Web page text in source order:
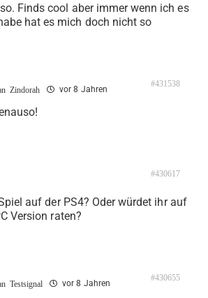
Finds cool aber immer wenn ich es
hat es mich doch nicht so
Zindorah vor 8 Jahren
#431538
#430617
auf der PS4? Oder würdet ihr auf
Version raten?
Testsignal vor 8 Jahren
#430655